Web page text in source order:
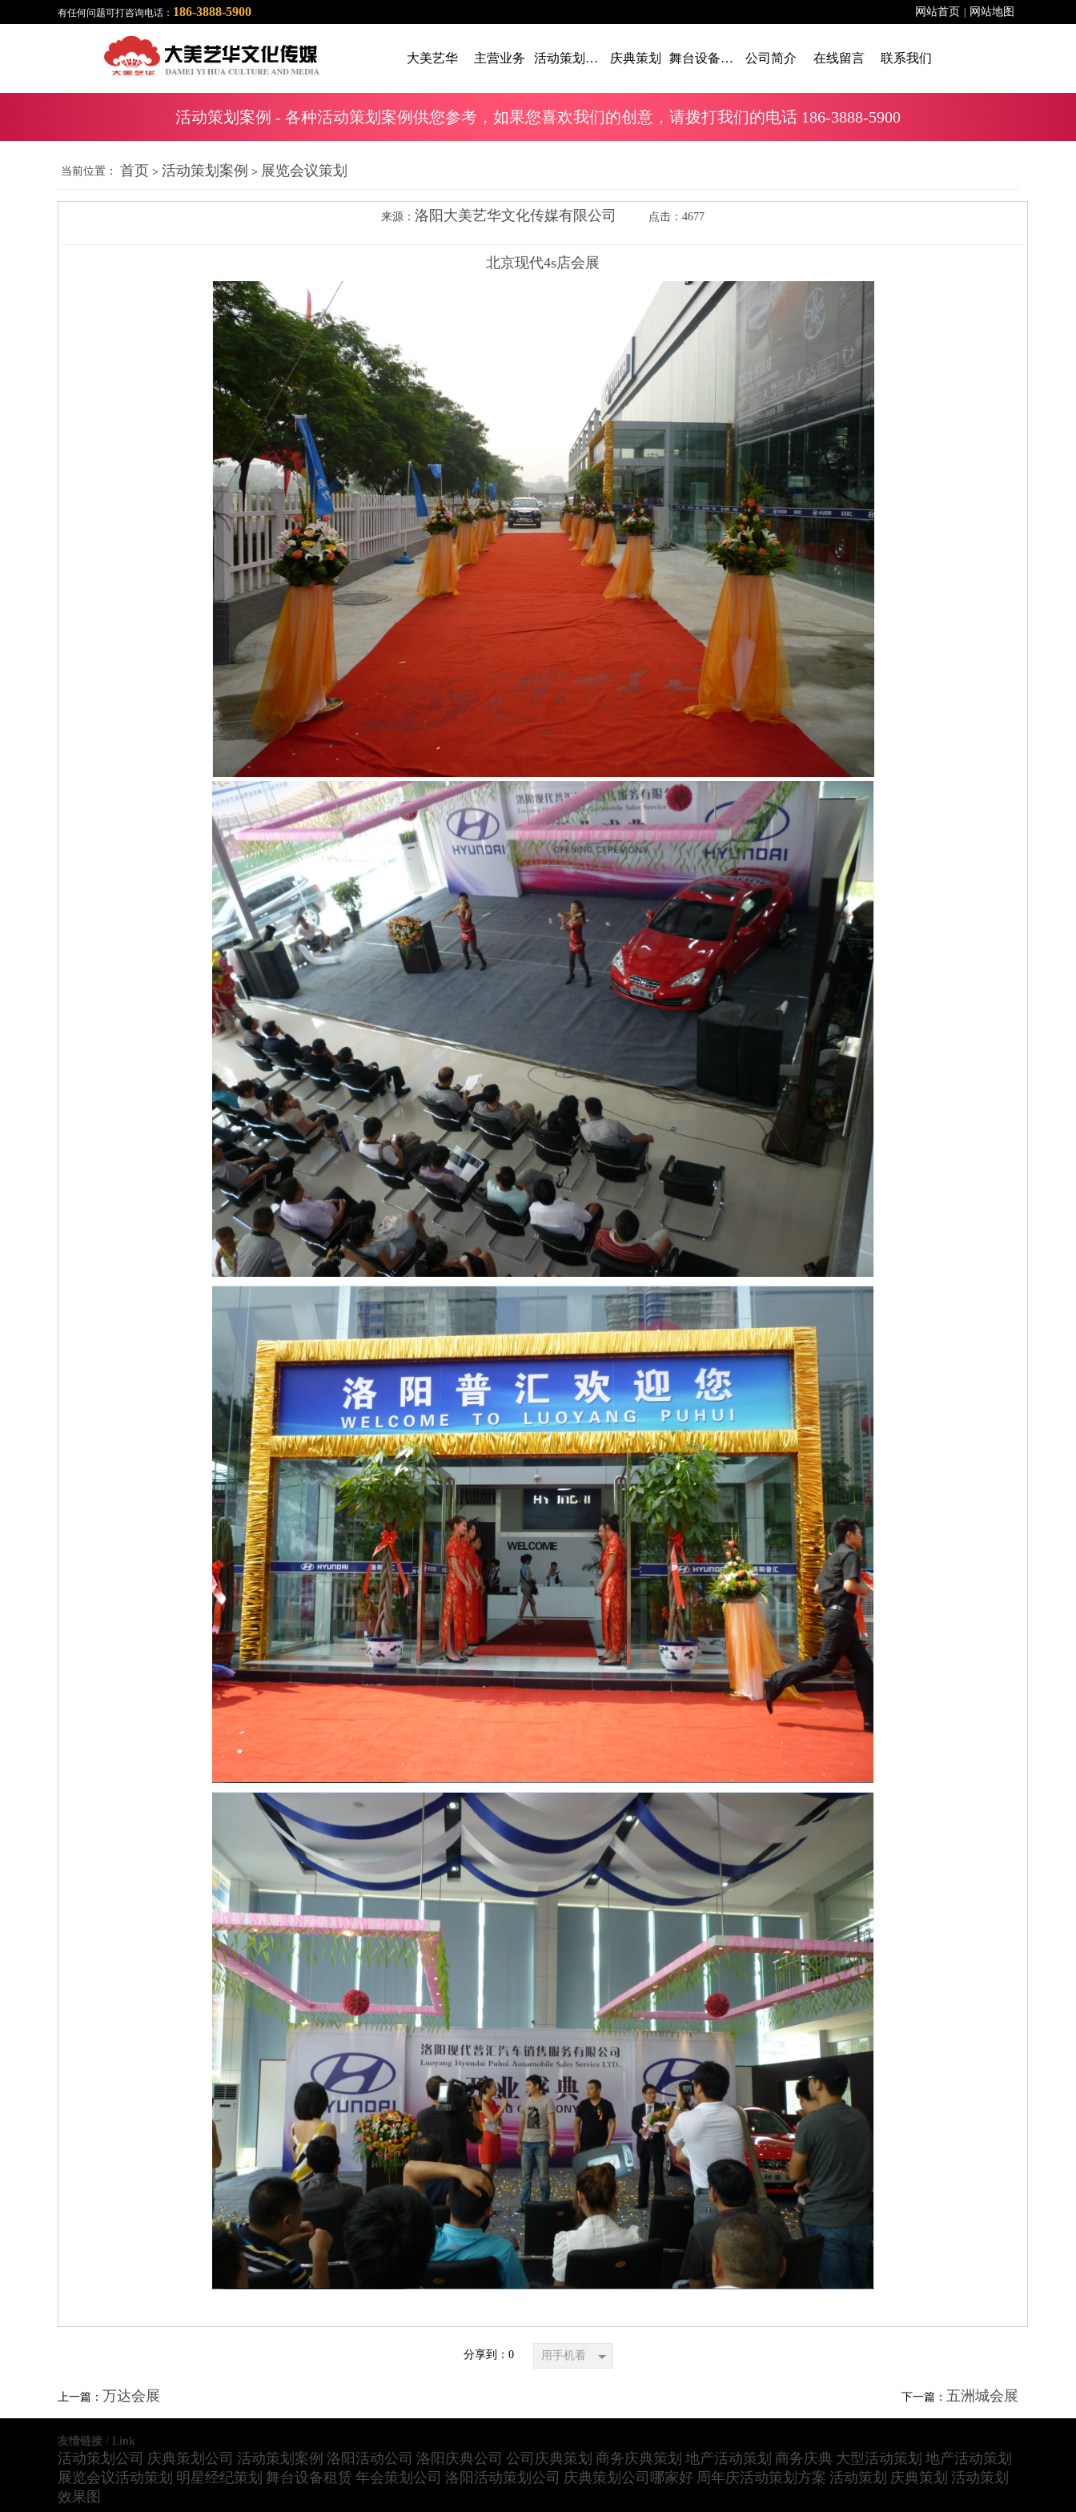
有任何问题可打咨询电话： 186-3888-5900 网站首页 网站地图
大美艺华 主营业务 活动策划案例 庆典策划 舞台设备租赁 公司简介 在线留言 联系我们
活动策划案例 - 各种活动策划案例供您参考，如果您喜欢我们的创意，请拨打我们的电话 186-3888-5900
当前位置： 首页 > 活动策划案例 > 展览会议策划
来源： 洛阳大美艺华文化传媒有限公司 点击：4677
北京现代4s店会展
分享到： 0 用手机看
上一篇： 万达会展 下一篇： 五洲城会展
友情链接 / Link
活动策划公司 庆典策划公司 活动策划案例 洛阳活动公司 洛阳庆典公司 公司庆典策划 商务庆典策划 地产活动策划 商务庆典 大型活动策划 地产活动策划
展览会议活动策划 明星经纪策划 舞台设备租赁 年会策划公司 洛阳活动策划公司 庆典策划公司哪家好 周年庆活动策划方案 活动策划 庆典策划 活动策划
效果图